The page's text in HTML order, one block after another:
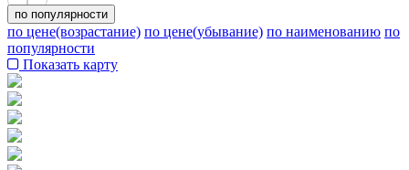
по популярности
по цене(возрастание) по цене(убывание) по наименованию по
популярности
Показать карту